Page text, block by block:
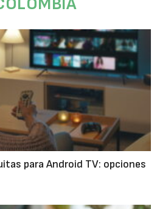
para Android TV: opciones